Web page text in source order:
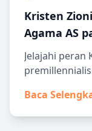
Kristen
Agama AS
Iran
Jelajahi peran
potensi konflik
Baca